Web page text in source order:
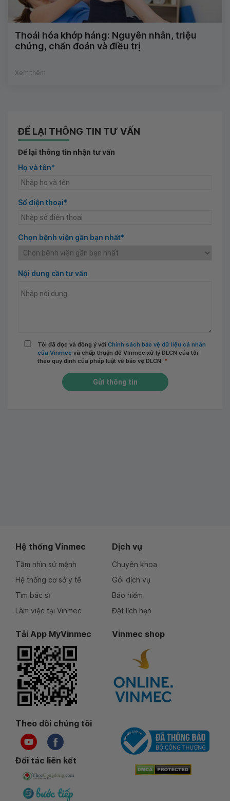
Thoái hóa khớp háng: Nguyên nhân, triệu
chứng, chẩn đoán và điều trị
Xem thêm
ĐỂ LẠI THÔNG TIN TƯ VẤN
Để lại thông tin nhận tư vấn
Họ và tên*
Số điện thoại*
Chọn bệnh viện gần bạn nhất*
Nội dung cần tư vấn
Tôi đã đọc và đồng ý với Chính sách bảo vệ dữ liệu cá nhân
của Vinmec và chấp thuận để Vinmec xử lý DLCN của tôi
theo quy định của pháp luật về bảo vệ DLCN. *
Gửi thông tin
Hệ thống Vinmec
Tầm nhìn sứ mệnh
Hệ thống cơ sở y tế
Tìm bác sĩ
Làm việc tại Vinmec
Dịch vụ
Chuyên khoa
Gói dịch vụ
Bảo hiểm
Đặt lịch hẹn
Tải App MyVinmec Vinmec shop
Theo dõi chúng tôi
Đối tác liên kết